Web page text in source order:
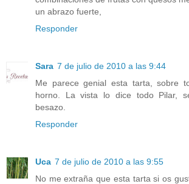
un abrazo fuerte,
Responder
Sara 7 de julio de 2010 a las 9:44
Me parece genial esta tarta, sobre
horno. La vista lo dice todo Pilar,
besazo.
Responder
Uca 7 de julio de 2010 a las 9:55
No me extraña que esta tarta si os